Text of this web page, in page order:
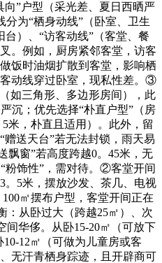
向”户型（采光差、夏日西晒严
为“栖身动线”（卧室、卫生
台）、“访客动线”（客堂、餐
。例如，厨房紧邻客堂，访客
饭时油烟扩散到客堂，影响栖
动线穿过卧室，现私性差。③
如三角形、多边形房间），此
沉；优先选择“朴直户型”（房
米，朴直且适用）。此外，留
送天台”若无法封锁，雨天易
飘窗”若高度跨越0。45米，无
粉饰性”，需对待。②客堂开间
。5米，摆放沙发、茶几、电视
㎡摆布户型，客堂开间正在
：从卧过大（跨越25㎡）、次
间华侈。从卧15-20㎡（可放下
12㎡（可做为儿童房或客
无汗青栖身踪迹，且开辟商可